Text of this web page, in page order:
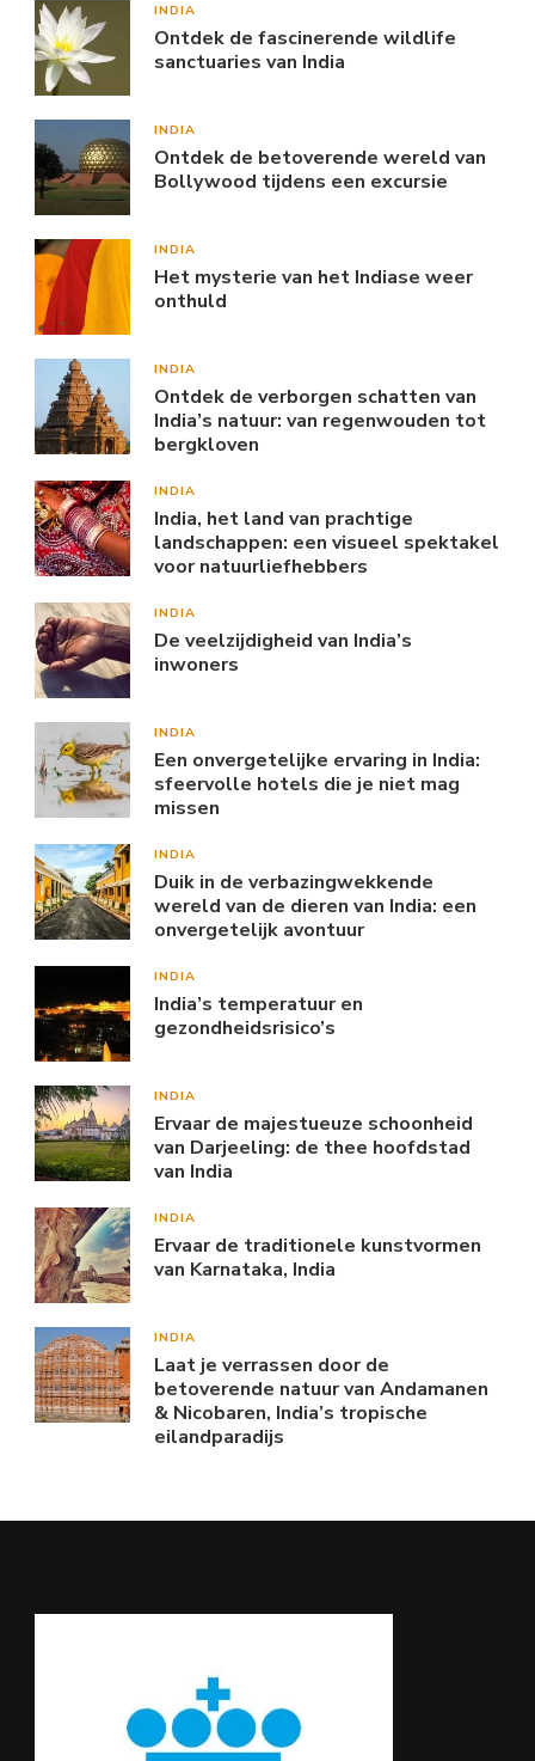
INDIA
Ontdek de fascinerende wildlife
sanctuaries van India
INDIA
Ontdek de betoverende wereld van
Bollywood tijdens een excursie
INDIA
Het mysterie van het Indiase weer
onthuld
INDIA
Ontdek de verborgen schatten van
India’s natuur: van regenwouden tot
bergkloven
INDIA
India, het land van prachtige
landschappen: een visueel spektakel
voor natuurliefhebbers
INDIA
De veelzijdigheid van India’s
inwoners
INDIA
Een onvergetelijke ervaring in India:
sfeervolle hotels die je niet mag
missen
INDIA
Duik in de verbazingwekkende
wereld van de dieren van India: een
onvergetelijk avontuur
INDIA
India’s temperatuur en
gezondheidsrisico’s
INDIA
Ervaar de majestueuze schoonheid
van Darjeeling: de thee hoofdstad
van India
INDIA
Ervaar de traditionele kunstvormen
van Karnataka, India
INDIA
Laat je verrassen door de
betoverende natuur van Andamanen
& Nicobaren, India’s tropische
eilandparadijs